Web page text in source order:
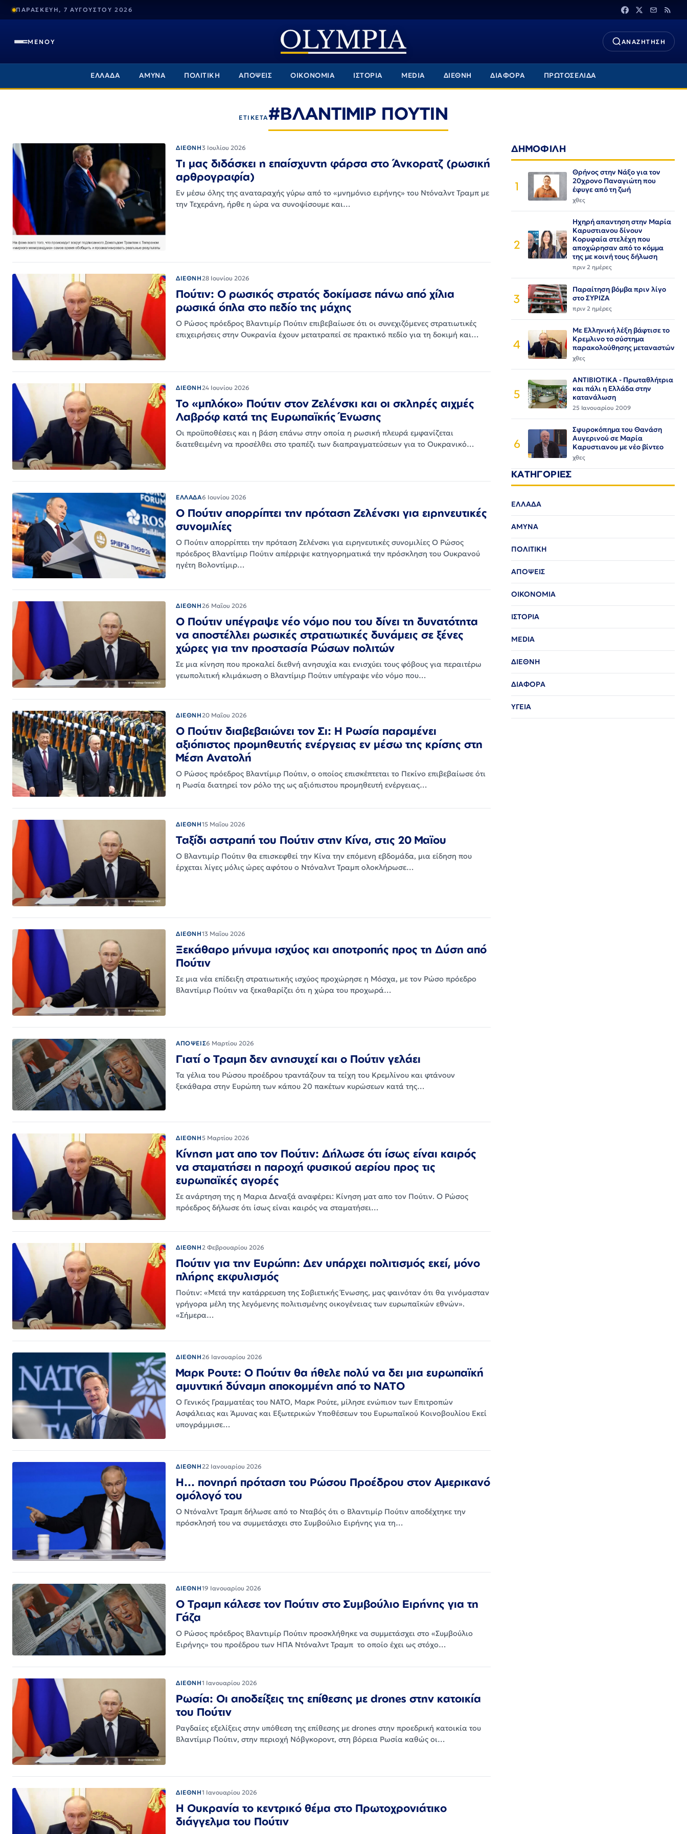
ΠΑΡΑΣΚΕΥΗ, 7 ΑΥΓΟΥΣΤΟΥ 2026
ΜΕΝΟΥ ΑΝΑΖΗΤΗΣΗ
ΕΛΛΑΔΑ ΑΜΥΝΑ ΠΟΛΙΤΙΚΗ ΑΠΟΨΕΙΣ ΟΙΚΟΝΟΜΙΑ ΙΣΤΟΡΙΑ MEDIA ΔΙΕΘΝΗ ΔΙΑΦΟΡΑ ΠΡΩΤΟΣΕΛΙΔΑ
ΕΤΙΚΕΤΑ#ΒΛΑΝΤΙΜΙΡ ΠΟΥΤΙΝ
ΔΙΕΘΝΗ3 Ιουλίου 2026
Τι μας διδάσκει η επαίσχυντη φάρσα στο Άνκορατζ (ρωσική
αρθρογραφία)
Εν μέσω όλης της αναταραχής γύρω από το «μνημόνιο ειρήνης» του Ντόναλντ Τραμπ με
την Τεχεράνη, ήρθε η ώρα να συνοψίσουμε και…
ΔΙΕΘΝΗ 28 Ιουνίου 2026
Πούτιν: Ο ρωσικός στρατός δοκίμασε πάνω από χίλια
ρωσικά όπλα στο πεδίο της μάχης
Ο Ρώσος πρόεδρος Βλαντιμίρ Πούτιν επιβεβαίωσε ότι οι συνεχιζόμενες στρατιωτικές
επιχειρήσεις στην Ουκρανία έχουν μετατραπεί σε πρακτικό πεδίο για τη δοκιμή και…
ΔΙΕΘΝΗ 24 Ιουνίου 2026
Το «μπλόκο» Πούτιν στον Ζελένσκι και οι σκληρές αιχμές
Λαβρόφ κατά της Ευρωπαϊκής Ένωσης
Οι προϋποθέσεις και η βάση επάνω στην οποία η ρωσική πλευρά εμφανίζεται
διατεθειμένη να προσέλθει στο τραπέζι των διαπραγματεύσεων για το Ουκρανικό…
ΕΛΛΑΔΑ6 Ιουνίου 2026
Ο Πούτιν απορρίπτει την πρόταση Ζελένσκι για ειρηνευτικές
συνομιλίες
Ο Πούτιν απορρίπτει την πρόταση Ζελένσκι για ειρηνευτικές συνομιλίες Ο Ρώσος
πρόεδρος Βλαντίμιρ Πούτιν απέρριψε κατηγορηματικά την πρόσκληση του Ουκρανού
ηγέτη Βολοντίμιρ…
ΔΙΕΘΝΗ 26 Μαΐου 2026
Ο Πούτιν υπέγραψε νέο νόμο που του δίνει τη δυνατότητα
να αποστέλλει ρωσικές στρατιωτικές δυνάμεις σε ξένες
χώρες για την προστασία Ρώσων πολιτών
Σε μια κίνηση που προκαλεί διεθνή ανησυχία και ενισχύει τους φόβους για περαιτέρω
γεωπολιτική κλιμάκωση ο Βλαντίμιρ Πούτιν υπέγραψε νέο νόμο που…
ΔΙΕΘΝΗ 20 Μαΐου 2026
Ο Πούτιν διαβεβαιώνει τον Σι: Η Ρωσία παραμένει
αξιόπιστος προμηθευτής ενέργειας εν μέσω της κρίσης στη
Μέση Ανατολή
Ο Ρώσος πρόεδρος Βλαντίμιρ Πούτιν, ο οποίος επισκέπτεται το Πεκίνο επιβεβαίωσε ότι
η Ρωσία διατηρεί τον ρόλο της ως αξιόπιστου προμηθευτή ενέργειας…
ΔΙΕΘΝΗ15 Μαΐου 2026
Ταξίδι αστραπή του Πούτιν στην Κίνα, στις 20 Μαϊου
Ο Βλαντιμίρ Πούτιν θα επισκεφθεί την Κίνα την επόμενη εβδομάδα, μια είδηση που
έρχεται λίγες μόλις ώρες αφότου ο Ντόναλντ Τραμπ ολοκλήρωσε…
ΔΙΕΘΝΗ13 Μαΐου 2026
Ξεκάθαρο μήνυμα ισχύος και αποτροπής προς τη Δύση από
Πούτιν
Σε μια νέα επίδειξη στρατιωτικής ισχύος προχώρησε η Μόσχα, με τον Ρώσο πρόεδρο
Βλαντίμιρ Πούτιν να ξεκαθαρίζει ότι η χώρα του προχωρά…
ΑΠΟΨΕΙΣ6 Μαρτίου 2026
Γιατί ο Τραμπ δεν ανησυχεί και ο Πούτιν γελάει
Τα γέλια του Ρώσου προέδρου τραντάζουν τα τείχη του Κρεμλίνου και φτάνουν
ξεκάθαρα στην Ευρώπη των κάπου 20 πακέτων κυρώσεων κατά της…
ΔΙΕΘΝΗ5 Μαρτίου 2026
Κίνηση ματ απο τον Πούτιν: Δήλωσε ότι ίσως είναι καιρός
να σταματήσει η παροχή φυσικού αερίου προς τις
ευρωπαϊκές αγορές
Σε ανάρτηση της η Μαρια Δεναξά αναφέρει: Κίνηση ματ απο τον Πούτιν. Ο Ρώσος
πρόεδρος δήλωσε ότι ίσως είναι καιρός να σταματήσει…
ΔΙΕΘΝΗ2 Φεβρουαρίου 2026
Πούτιν για την Ευρώπη: Δεν υπάρχει πολιτισμός εκεί, μόνο
πλήρης εκφυλισμός
Πούτιν: «Μετά την κατάρρευση της Σοβιετικής Ένωσης, μας φαινόταν ότι θα γινόμασταν
γρήγορα μέλη της λεγόμενης πολιτισμένης οικογένειας των ευρωπαϊκών εθνών».
«Σήμερα…
ΔΙΕΘΝΗ26 Ιανουαρίου 2026
Μαρκ Ρουτε: Ο Πούτιν θα ήθελε πολύ να δει μια ευρωπαϊκή
αμυντική δύναμη αποκομμένη από το ΝΑΤΟ
Ο Γενικός Γραμματέας του ΝΑΤΟ, Μαρκ Ρούτε, μίλησε ενώπιον των Επιτροπών
Ασφάλειας και Άμυνας και Εξωτερικών Υποθέσεων του Ευρωπαϊκού Κοινοβουλίου Εκεί
υπογράμμισε…
ΔΙΕΘΝΗ 22 Ιανουαρίου 2026
Η... πονηρή πρόταση του Ρώσου Προέδρου στον Αμερικανό
ομόλογό του
Ο Ντόναλντ Τραμπ δήλωσε από το Νταβός ότι ο Βλαντιμίρ Πούτιν αποδέχτηκε την
πρόσκλησή του να συμμετάσχει στο Συμβούλιο Ειρήνης για τη…
ΔΙΕΘΝΗ19 Ιανουαρίου 2026
Ο Τραμπ κάλεσε τον Πούτιν στο Συμβούλιο Ειρήνης για τη
Γάζα
Ο Ρώσος πρόεδρος Βλαντιμίρ Πούτιν προσκλήθηκε να συμμετάσχει στο «Συμβούλιο
Ειρήνης» του προέδρου των ΗΠΑ Ντόναλντ Τραμπ το οποίο έχει ως στόχο…
ΔΙΕΘΝΗ1 Ιανουαρίου 2026
Ρωσία: Οι αποδείξεις της επίθεσης με drones στην κατοικία
του Πούτιν
Ραγδαίες εξελίξεις στην υπόθεση της επίθεσης με drones στην προεδρική κατοικία του
Βλαντίμιρ Πούτιν, στην περιοχή Νόβγκοροντ, στη βόρεια Ρωσία καθώς οι…
ΔΙΕΘΝΗ1 Ιανουαρίου 2026
Η Ουκρανία το κεντρικό θέμα στο Πρωτοχρονιάτικο
διάγγελμα του Πούτιν
ΔΗΜΟΦΙΛΗ
1
Θρήνος στην Νάξο για τον
20χρονο Παναγιώτη που
έφυγε από τη ζωή
χθες
2
Ηχηρή απαντηση στην Μαρία
Καρυστιανου δίνουν
Κορυφαία στελέχη που
αποχώρησαν από το κόμμα
της με κοινή τους δήλωση
πριν 2 ημέρες
3
Παραίτηση βόμβα πριν λίγο
στο ΣΥΡΙΖΑ
πριν 2 ημέρες
4
Με Ελληνική λέξη βάφτισε το
Κρεμλινο το σύστημα
παρακολούθησης μεταναστών
χθες
5
ΑΝΤΙΒΙΟΤΙΚΑ - Πρωταθλήτρια
και πάλι η Ελλάδα στην
κατανάλωση
25 Ιανουαρίου 2009
6
Σφυροκόπημα του Θανάση
Αυγερινού σε Μαρία
Καρυστιανου με νέο βίντεο
χθες
ΚΑΤΗΓΟΡΙΕΣ
ΕΛΛΑΔΑ
ΑΜΥΝΑ
ΠΟΛΙΤΙΚΗ
ΑΠΟΨΕΙΣ
ΟΙΚΟΝΟΜΙΑ
ΙΣΤΟΡΙΑ
MEDIA
ΔΙΕΘΝΗ
ΔΙΑΦΟΡΑ
ΥΓΕΙΑ